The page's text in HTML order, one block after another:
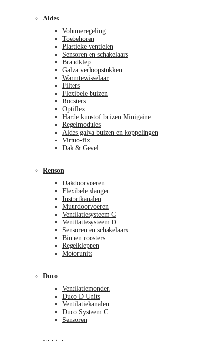
Aldes
Volumeregeling
Toebehoren
Plastieke ventielen
Sensoren en schakelaars
Brandklep
Galva verloopstukken
Warmtewisselaar
Filters
Flexibele buizen
Roosters
Optiflex
Harde kunstof buizen Minigaine
Regelmodules
Aldes galva buizen en koppelingen
Virtuo-fix
Dak & Gevel
Renson
Dakdoorvoeren
Flexibele slangen
Instortkanalen
Muurdoorvoeren
Ventilatiesysteem C
Ventilatiesysteem D
Sensoren en schakelaars
Binnen roosters
Regelkleppen
Motorunits
Duco
Ventilatiemonden
Duco D Units
Ventilatiekanalen
Duco Systeem C
Sensoren